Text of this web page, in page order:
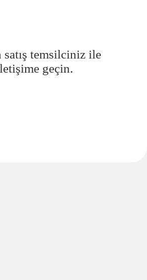
temsilciniz ile
geçin.